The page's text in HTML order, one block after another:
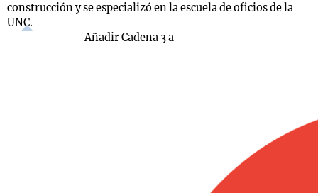
construcción y se especializó en la escuela de oficios de la
UNC.
Añadir Cadena 3 a